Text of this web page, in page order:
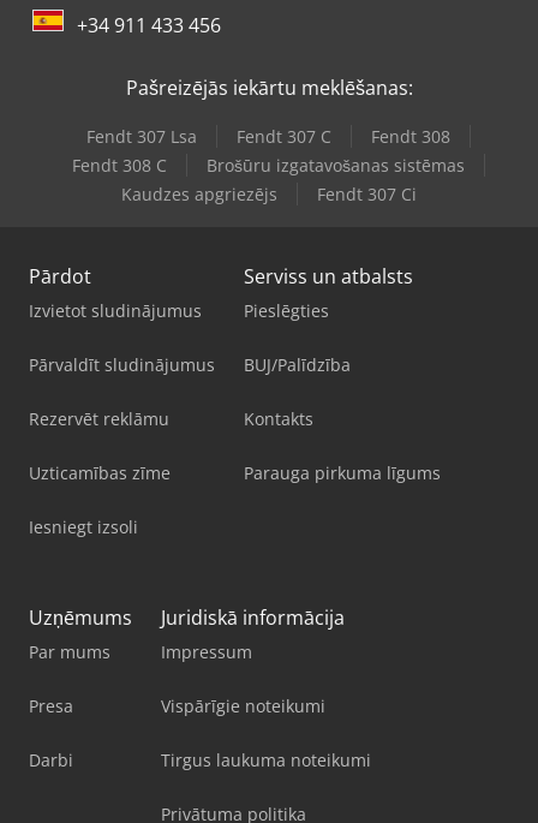
+34 911 433 456
Pašreizējās iekārtu meklēšanas:
Fendt 307 Lsa Fendt 307 C
Fendt 308
Fendt 308 C
Brošūru izgatavošanas sistēmas
Kaudzes apgriezējs
Fendt 307 Ci
Pārdot
Izvietot sludinājumus
Pārvaldīt sludinājumus
Rezervēt reklāmu
Uzticamības zīme
Iesniegt izsoli
Serviss un atbalsts
Pieslēgties
BUJ/Palīdzība
Kontakts
Parauga pirkuma līgums
Uzņēmums
Par mums
Presa
Darbi
Juridiskā informācija
Impressum
Vispārīgie noteikumi
Tirgus laukuma noteikumi
Privātuma politika